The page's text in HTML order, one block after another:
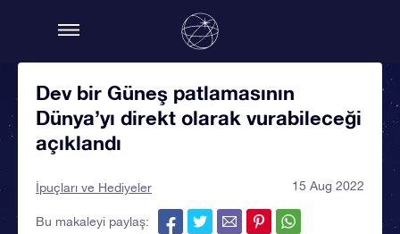
Dev bir Güneş patlamasının
Dünya’yı direkt olarak vurabileceği
açıklandı
İpuçları ve Hediyeler 15 Aug 2022
Bu makaleyi paylaş: